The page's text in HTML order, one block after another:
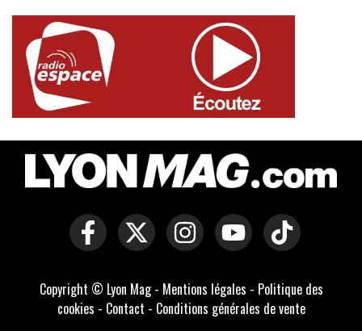
Copyright © Lyon Mag - Mentions légales - Politique des
cookies - Contact - Conditions générales de vente